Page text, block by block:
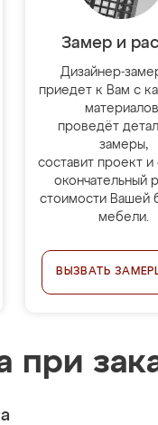
Замер и
Дизайнер-
приедет к Вам с
проведёт
замеры,
составит проект и
окончательный
стоимости Вашей
мебели.
ВЫЗВАТЬ
при